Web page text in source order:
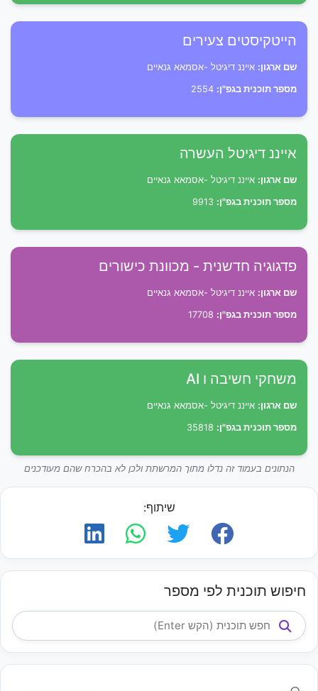
הייטקיסטים צעירים
שם ארגון: אייננ דיגיטל -אסמאא גנאיים
מספר תוכנית בגפ"ן:
אייננ דיגיטל העשרה
שם ארגון: אייננ דיגיטל -אסמאא גנאיים
מספר תוכנית בגפ"ן:
פדגוגיה חדשנית - מכוונת כישורים
שם ארגון: אייננ דיגיטל -אסמאא גנאיים
מספר תוכנית בגפ"ן:
משחקי חשיבה ו AI
שם ארגון: אייננ דיגיטל -אסמאא גנאיים
מספר תוכנית בגפ"ן:
הנתונים בעמוד זה נדלו מתוך המרשתת ולכן לא בהכרח שהם מעודכנים
שיתוף:
חיפוש תוכנית לפי מספר